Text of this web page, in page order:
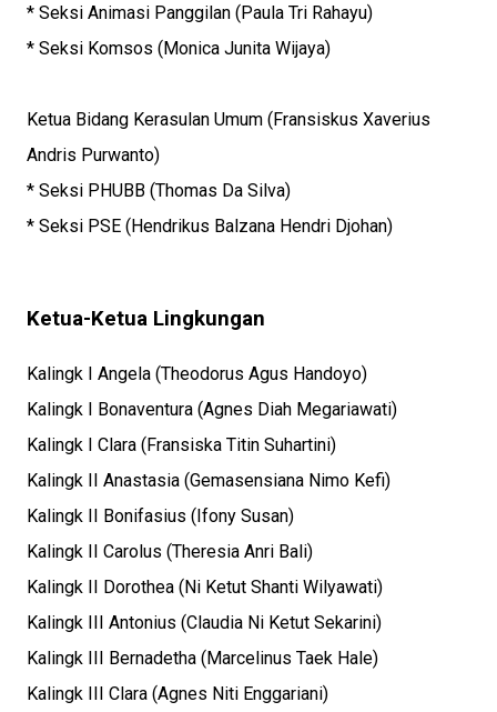
* Seksi Animasi Panggilan (Paula Tri Rahayu)
* Seksi Komsos (Monica Junita Wijaya)
Ketua Bidang Kerasulan Umum (Fransiskus Xaverius
Andris Purwanto)
* Seksi PHUBB (Thomas Da Silva)
* Seksi PSE (Hendrikus Balzana Hendri Djohan)
Ketua-Ketua Lingkungan
Kalingk I Angela (Theodorus Agus Handoyo)
Kalingk I Bonaventura (Agnes Diah Megariawati)
Kalingk I Clara (Fransiska Titin Suhartini)
Kalingk II Anastasia (Gemasensiana Nimo Kefi)
Kalingk II Bonifasius (Ifony Susan)
Kalingk II Carolus (Theresia Anri Bali)
Kalingk II Dorothea (Ni Ketut Shanti Wilyawati)
Kalingk III Antonius (Claudia Ni Ketut Sekarini)
Kalingk III Bernadetha (Marcelinus Taek Hale)
Kalingk III Clara (Agnes Niti Enggariani)